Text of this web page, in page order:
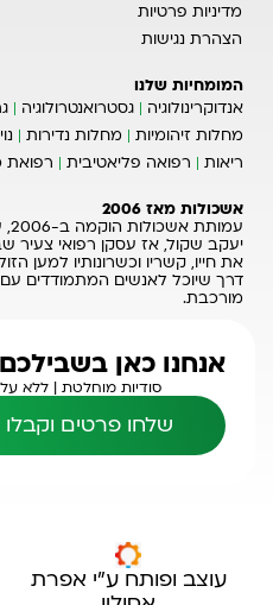
מדיניות פרטיות
הצהרת נגישות
המומחיות שלנו
אנדוקרינולוגיה
גסטרואנטרולוגיה
מחלות זיהומיות
מחלות נדירות
ריאות
רפואה פליאטיבית רפואת
אשכולות מאז 2006
יעקב שקול, אז עסקן רפואי צעיר
את חייו, קשריו וכשרונותיו למען
דרך שיוכל לאנשים המתמודדים
מורכבת.
אנחנו כאן
סודיות מוחלטת | ללא
שלחו פרטים
עוצב ופותח ע"י אפרת